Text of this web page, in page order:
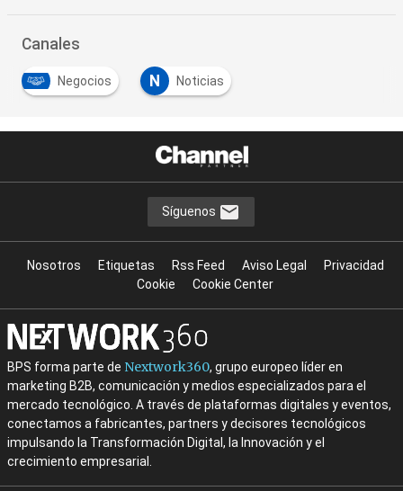
Canales
Negocios N Noticias
Síguenos
Nosotros Etiquetas Rss Feed Aviso Legal
Privacidad
Cookie
Cookie Center
BPS forma parte de Nextwork360, grupo europeo líder en
marketing B2B, comunicación y medios especializados para el
mercado tecnológico. A través de plataformas digitales y eventos,
conectamos a fabricantes, partners y decisores tecnológicos
impulsando la Transformación Digital, la Innovación y el
crecimiento empresarial.